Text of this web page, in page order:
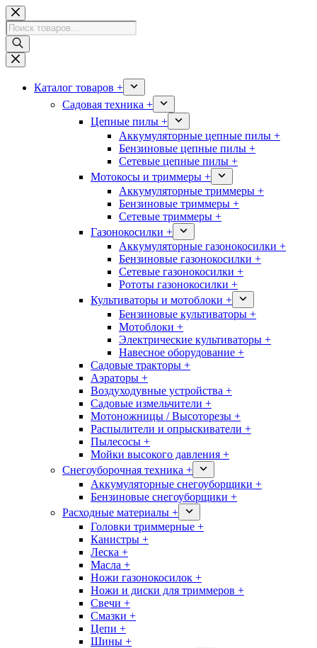
Перейти
к
сути
Поиск
товаров
Каталог товаров +
Садовая техника +
Цепные пилы +
Аккумуляторные цепные пилы +
Бензиновые цепные пилы +
Сетевые цепные пилы +
Мотокосы и триммеры +
Аккумуляторные триммеры +
Бензиновые триммеры +
Сетевые триммеры +
Газонокосилки +
Аккумуляторные газонокосилки +
Бензиновые газонокосилки +
Сетевые газонокосилки +
Рототы газонокосилки +
Культиваторы и мотоблоки +
Бензиновые культиваторы +
Мотоблоки +
Электрические культиваторы +
Навесное оборудование +
Садовые тракторы +
Аэраторы +
Воздуходувные устройства +
Садовые измельчители +
Мотоножницы / Высоторезы +
Распылители и опрыскиватели +
Пылесосы +
Мойки высокого давления +
Снегоуборочная техника +
Аккумуляторные снегоуборщики +
Бензиновые снегоуборщики +
Расходные материалы +
Головки триммерные +
Канистры +
Леска +
Масла +
Ножи газонокосилок +
Ножи и диски для триммеров +
Свечи +
Смазки +
Цепи +
Шины +